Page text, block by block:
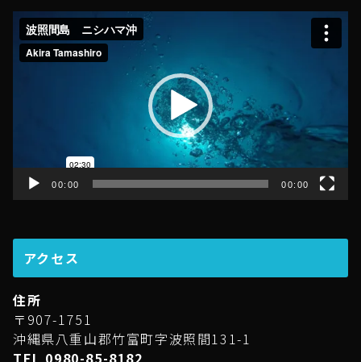
動
画
プ
00:00 00:00
アクセス
住所
〒907-1751
沖縄県八重山郡竹富町字波照間131-1